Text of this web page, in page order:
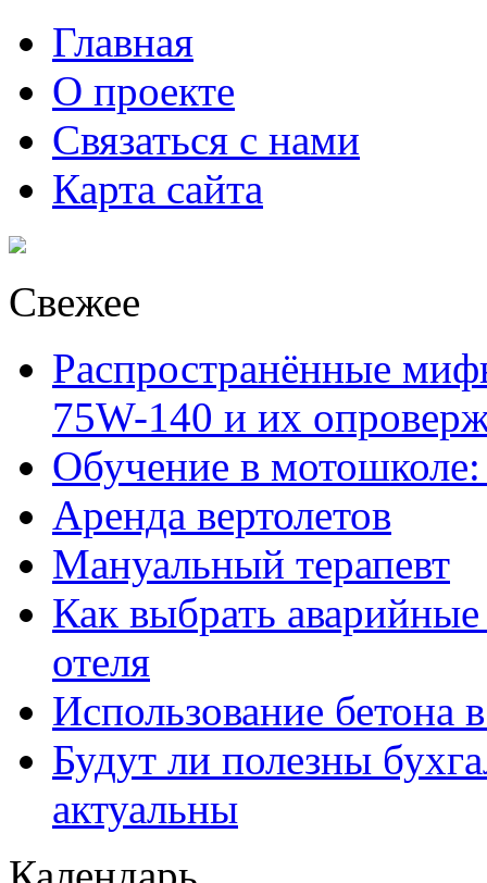
Главная
О проекте
Связаться с нами
Карта сайта
Свежее
Распространённые
75W-140 и их
Обучение в
Аренда вертолетов
Мануальный терапевт
Как выбрать
отеля
Использование бетона
Будут ли полезны
актуальны